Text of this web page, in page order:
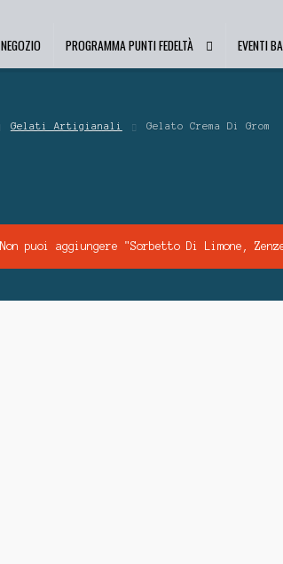
NEGOZIO PROGRAMMA PUNTI FEDELTÀ EVENTI
Gelati Artigianali Gelato Crema Di Grom
Non puoi aggiungere "Sorbetto Di Limone,